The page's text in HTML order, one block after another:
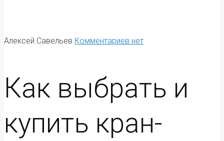
Алексей Савельев Комментариев нет
Как выбрать и
купить кран-